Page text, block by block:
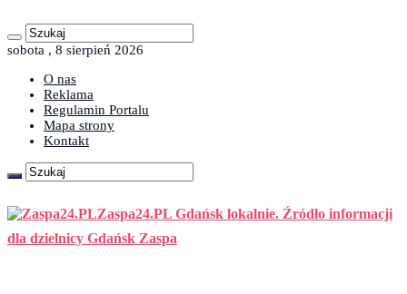
sobota , 8 sierpień 2026
O nas
Reklama
Regulamin Portalu
Mapa strony
Kontakt
Zaspa24.PL Gdańsk lokalnie. Źródło informacji
dla dzielnicy Gdańsk Zaspa